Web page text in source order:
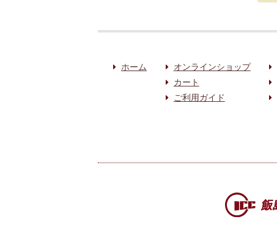
ホーム
オンラインショップ
カート
ご利用ガイド